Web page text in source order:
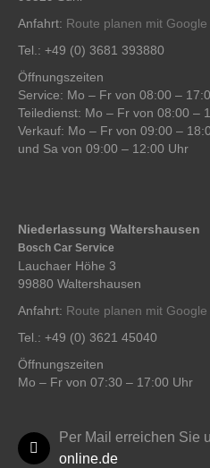
Anfahrt: Route planen mit Google
Tel.: +49 (0) 3681 393880
Öffnungszeiten
Service: Mo – Fr von 08:00 –
Teiledienst: Mo – Fr von 08:00 –
Verkauf: Mo – Fr von 09:00 –
und Sa von 09:00 – 12:00 Uhr
Niederlassung Waltershausen
Bosch Car Service
Lauchaer Höhe 3
99880 Waltershausen
Anfahrt: Route planen mit Google
Tel.: +49 (0) 3621 45040
Öffnungszeiten
Mo – Fr von 07:30 – 17:00 Uhr
Per Mail erreichen Sie
online.de